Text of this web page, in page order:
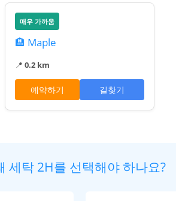
매우 가까움
🏨 Maple
📍 0.2 km
예약하기 길찾기
세탁 2H를 선택해야 하나요?